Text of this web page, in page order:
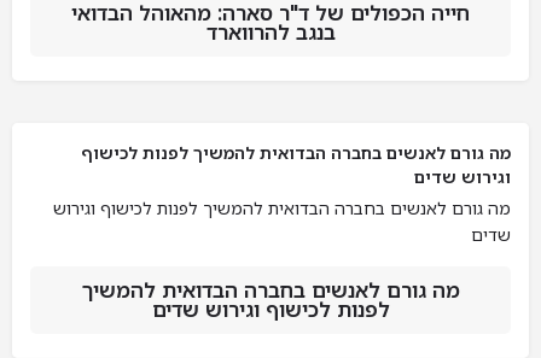
חייה הכפולים של ד"ר סארה: מהאוהל הבדואי
בנגב להרווארד
מה גורם לאנשים בחברה הבדואית להמשיך לפנות לכישוף
וגירוש שדים
מה גורם לאנשים בחברה הבדואית להמשיך לפנות לכישוף וגירוש
שדים
מה גורם לאנשים בחברה הבדואית להמשיך
לפנות לכישוף וגירוש שדים